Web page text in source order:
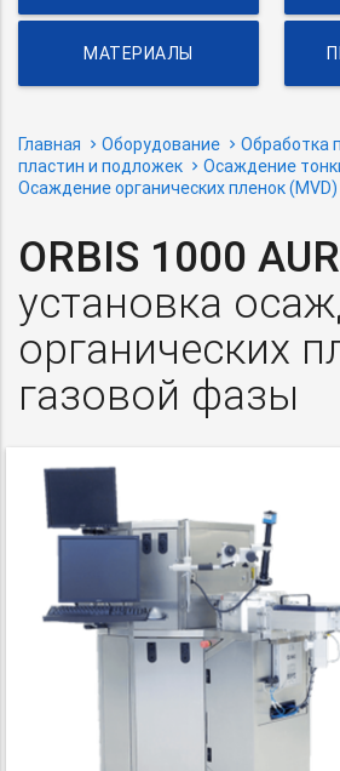
МАТЕРИАЛЫ
Главная Оборудование
Обработка
пластин и подложек
Осаждение
Осаждение органических пленок (MVD)
ORBIS 1000
установка
органических
газовой фазы